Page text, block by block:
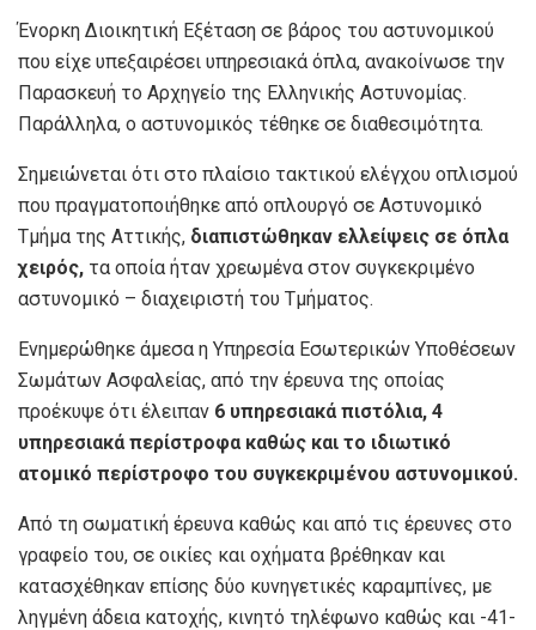
Ένορκη Διοικητική Εξέταση σε βάρος του αστυνομικού
που είχε υπεξαιρέσει υπηρεσιακά όπλα, ανακοίνωσε την
Παρασκευή τo Αρχηγείο της Ελληνικής Αστυνομίας.
Παράλληλα, ο αστυνομικός τέθηκε σε διαθεσιμότητα.
Σημειώνεται ότι στο πλαίσιο τακτικού ελέγχου οπλισμού
που πραγματοποιήθηκε από οπλουργό σε Αστυνομικό
Τμήμα της Αττικής, διαπιστώθηκαν ελλείψεις σε όπλα
χειρός, τα οποία ήταν χρεωμένα στον συγκεκριμένο
αστυνομικό – διαχειριστή του Τμήματος.
Ενημερώθηκε άμεσα η Υπηρεσία Εσωτερικών Υποθέσεων
Σωμάτων Ασφαλείας, από την έρευνα της οποίας
προέκυψε ότι έλειπαν 6 υπηρεσιακά πιστόλια, 4
υπηρεσιακά περίστροφα καθώς και το ιδιωτικό
ατομικό περίστροφο του συγκεκριμένου αστυνομικού.
Από τη σωματική έρευνα καθώς και από τις έρευνες στο
γραφείο του, σε οικίες και οχήματα βρέθηκαν και
κατασχέθηκαν επίσης δύο κυνηγετικές καραμπίνες, με
ληγμένη άδεια κατοχής, κινητό τηλέφωνο καθώς και -41-